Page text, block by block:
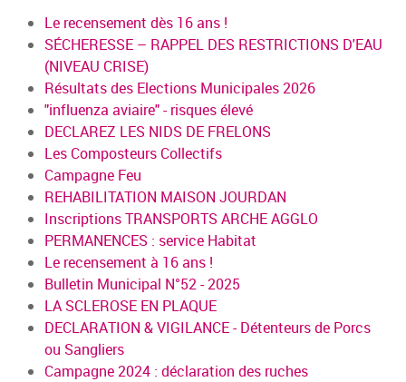
Le recensement dès 16 ans !
SÉCHERESSE – RAPPEL DES RESTRICTIONS D'EAU
(NIVEAU CRISE)
Résultats des Elections Municipales 2026
"influenza aviaire" - risques élevé
DECLAREZ LES NIDS DE FRELONS
Les Composteurs Collectifs
Campagne Feu
REHABILITATION MAISON JOURDAN
Inscriptions TRANSPORTS ARCHE AGGLO
PERMANENCES : service Habitat
Le recensement à 16 ans !
Bulletin Municipal N°52 - 2025
LA SCLEROSE EN PLAQUE
DECLARATION & VIGILANCE - Détenteurs de Porcs
ou Sangliers
Campagne 2024 : déclaration des ruches